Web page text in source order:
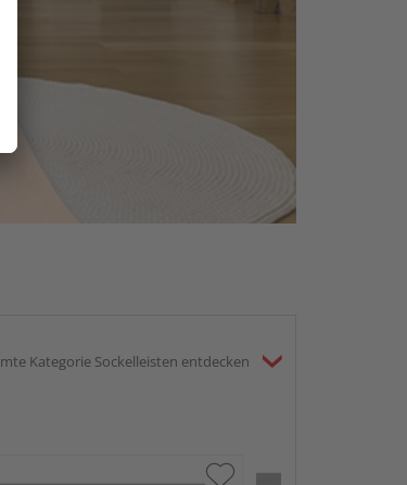
Kategorie Sockelleisten entdecken